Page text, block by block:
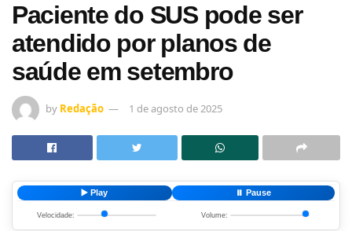
Paciente do SUS pode ser
atendido por planos de
saúde em setembro
by Redação 1 de agosto de 2025
▶️ Play ⏸️ Pause
Velocidade: Volume: